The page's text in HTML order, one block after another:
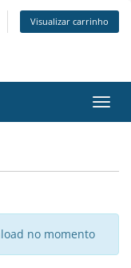
Visualizar carrinho
no momento